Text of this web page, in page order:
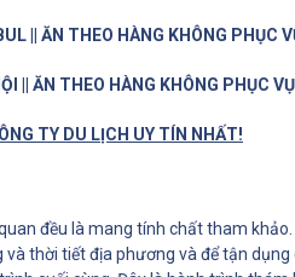
|| ĂN THEO HÀNG KHÔNG PHỤC
|| ĂN THEO HÀNG KHÔNG PHỤC VỤ
TY DU LỊCH UY TÍN NHẤT!
đều là mang tính chất tham
và thời tiết địa phương và để tận